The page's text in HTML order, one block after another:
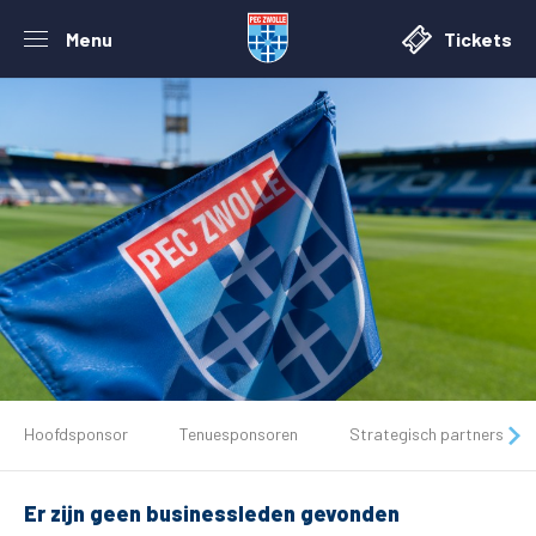
Menu Tickets
Tickets
Matchdays
Hoofdsponsor Tenuesponsoren Strategisch partners
Er zijn geen businessleden gevonden